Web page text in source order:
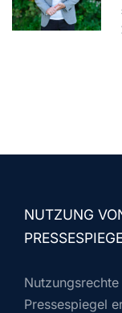
NUTZUNG
Pressespiegel